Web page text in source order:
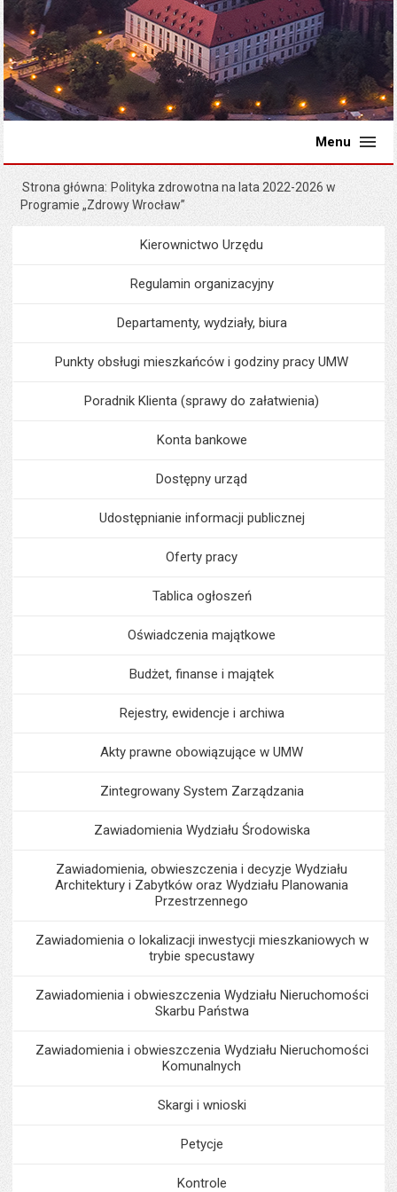
Menu
Strona główna Polityka zdrowotna na lata 2022-2026 w
Programie „Zdrowy Wrocław”
MenuUrząd Miejski
Kierownictwo Urzędu
Regulamin organizacyjny
Departamenty, wydziały, biura
Punkty obsługi mieszkańców i godziny pracy UMW
Poradnik Klienta (sprawy do załatwienia)
Konta bankowe
Dostępny urząd
Udostępnianie informacji publicznej
Oferty pracy
Tablica ogłoszeń
Oświadczenia majątkowe
Budżet, finanse i majątek
Rejestry, ewidencje i archiwa
Akty prawne obowiązujące w UMW
Zintegrowany System Zarządzania
Zawiadomienia Wydziału Środowiska
Zawiadomienia, obwieszczenia i decyzje Wydziału
Architektury i Zabytków oraz Wydziału Planowania
Przestrzennego
Zawiadomienia o lokalizacji inwestycji mieszkaniowych w
trybie specustawy
Zawiadomienia i obwieszczenia Wydziału Nieruchomości
Skarbu Państwa
Zawiadomienia i obwieszczenia Wydziału Nieruchomości
Komunalnych
Skargi i wnioski
Petycje
Kontrole